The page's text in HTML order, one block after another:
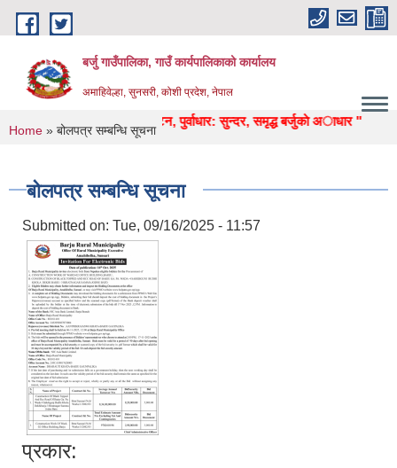
Skip to main content
बर्जु गाउँपालिका, गाउँ कार्यपालिकाको कार्यालय
अमाहिवेल्हा, सुनसरी, कोशी प्रदेश, नेपाल
शिक्षा, स्वास्थ्य, उद्याेग, पर्यटन, पुर्वाधार: सुन्दर, समृद्ध बर्जुकाे अाधार "
You are here
Home » बोलपत्र सम्बन्धि सूचना
बोलपत्र सम्बन्धि सूचना
Submitted on: Tue, 09/16/2025 - 11:57
प्रकार: